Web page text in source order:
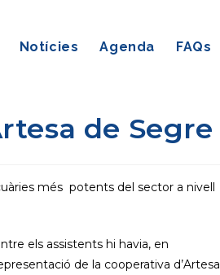
Notícies Agenda FAQs
de Segre
més potents del sector a nivell
els assistents hi havia, en
de la cooperativa d’Artesa